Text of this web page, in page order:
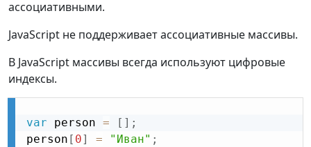
ассоциативными.
JavaScript не поддерживает ассоциативные массивы.
В JavaScript массивы всегда используют цифровые
индексы.
var person = [ ] ;
person [ 0] = "Иван" ;